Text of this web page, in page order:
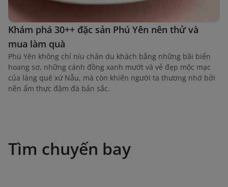
Khám phá 30++ đặc sản Phú Yên nên thử và
mua làm quà
Phú Yên không chỉ níu chân du khách bằng những bãi biển
hoang sơ, những cánh đồng xanh mướt và vẻ đẹp mộc mạc
của làng quê xứ Nẫu, mà còn khiến người ta thương nhớ bởi
nền ẩm thực đậm đà bản sắc.
Tìm chuyến bay